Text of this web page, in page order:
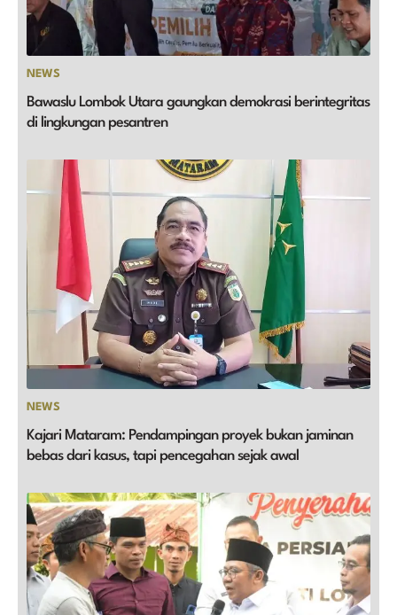
NEWS
Bawaslu Lombok Utara gaungkan demokrasi berintegritas
di lingkungan pesantren
NEWS
Kajari Mataram: Pendampingan proyek bukan jaminan
bebas dari kasus, tapi pencegahan sejak awal